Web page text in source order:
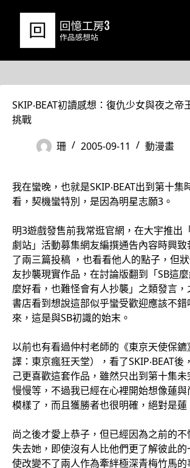
SKIP‧BEAT初讀感想：復仇少女與夜之帝
挑戰
珊
2005-09-11 動漫畫
我在蠻晚，也就是SKIP‧BEAT出到第十集
看，契機蠻特別，是因為明星志願3。
明3遊戲發售前我常逛官網，在大宇推出
劇站」活動募集網友編撰通告內容時興致
了兩三篇投稿 ，也看看他人的點子，但
友抄襲現實作品，在討論版翻到「SB這
麼好看，也難怪會有人抄襲」之類發言，
書店看到想說這部似乎蠻受歡迎應該不錯
來，這是與SB初識的始末。
以前也有看過仲村老師的《東京天使保鑣
譯：東京瘋狂天堂），看了SKIP‧BEAT後
己更喜歡這套作品，雖然只出到第十集
慢慢等，不過我已經在心裡開始想像蓮與
模樣了，而且獲勝者也很明確，絕對是蓮
尚之後才愛上恭子，但已經因為之前的
失去她，即使沒有人比他們更了解彼此的
使改變不了兩人作為牽絆極深青梅竹馬的